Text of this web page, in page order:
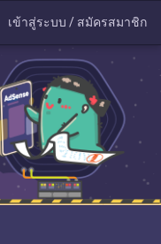
เข้าสู่ระบบ / สมัครสมาชิก